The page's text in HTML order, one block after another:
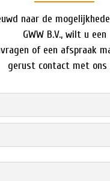
naar de
GWW B.V., wilt u een
of een afspraak
gerust contact met ons